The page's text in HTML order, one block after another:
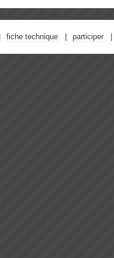
fiche technique participer